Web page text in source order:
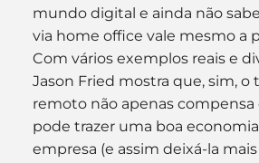
mundo digital e ainda não
via home office vale mesmo a
Com vários exemplos reais e
Jason Fried mostra que, sim, o
remoto não apenas
pode trazer uma boa economia
empresa (e assim deixá-la